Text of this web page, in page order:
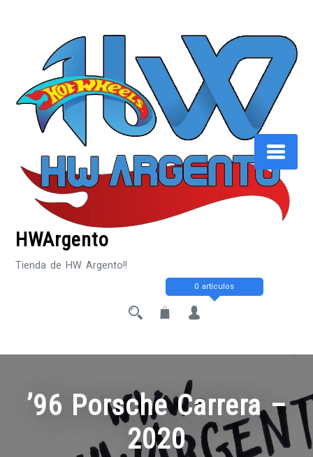
HWArgento
Tienda de HW Argento!!
0 artículos
’96 Porsche Carrera –
2020